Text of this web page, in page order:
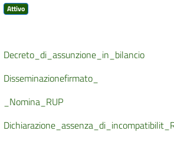
Attivo
Decreto_di_assunzione_in_bilancio
Disseminazionefirmato_
_Nomina_RUP